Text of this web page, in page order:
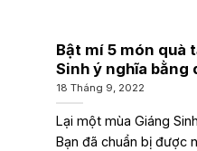
Bật mí 5 món quà
Sinh ý nghĩa bằng
18 Tháng 9, 2022
Lại một mùa Giáng
Bạn đã chuẩn bị được